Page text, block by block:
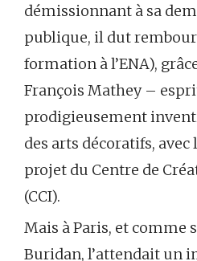
démissionnant à sa
publique, il dut
formation à l’ENA),
François Mathey –
prodigieusement
des arts décoratifs,
projet du Centre de
(CCI).
Mais à Paris, et comme
Buridan, l’attendait un